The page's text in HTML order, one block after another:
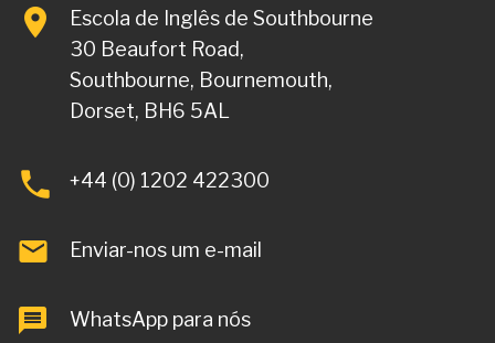
Escola de Inglês de Southbourne
30 Beaufort Road,
Southbourne, Bournemouth,
Dorset, BH6 5AL
+44 (0) 1202 422300
Enviar-nos um e-mail
WhatsApp para nós